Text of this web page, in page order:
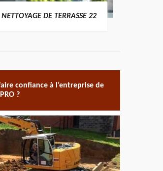
NETTOYAGE DE TERRASSE 22
confiance à l’entreprise de
?